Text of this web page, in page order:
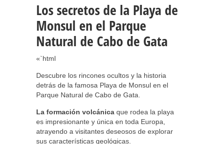
Los secretos de la Playa de
Monsul en el Parque
Natural de Cabo de Gata
«`html
Descubre los rincones ocultos y la historia
detrás de la famosa Playa de Monsul en el
Parque Natural de Cabo de Gata.
La formación volcánica que rodea la playa
es impresionante y única en toda Europa,
atrayendo a visitantes deseosos de explorar
sus características geológicas.